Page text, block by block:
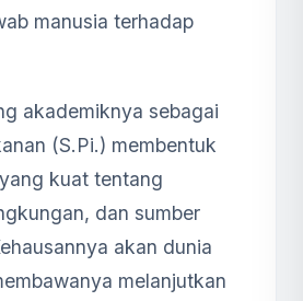
manusia terhadap
akademiknya sebagai
(S.Pi.) membentuk
kuat tentang
dan sumber
akan dunia
melanjutkan